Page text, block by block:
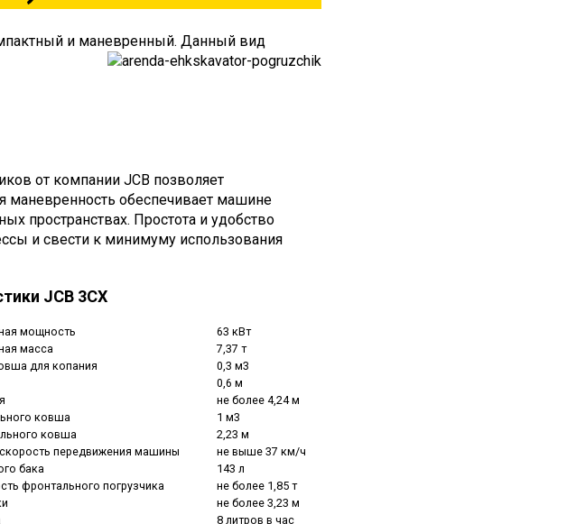
и маневренный. Данный вид
от компании JCB позволяет
обеспечивает машине
пространствах. Простота и удобство
и свести к минимуму использования
JCB 3CX
мощность
63 кВт
масса
7,37 т
для копания
0,3 м3
0,6 м
не более 4,24 м
ковша
1 м3
ковша
2,23 м
передвижения машины
не выше 37 км/ч
бака
143 л
фронтального погрузчика
не более 1,85 т
не более 3,23 м
8 литров в час